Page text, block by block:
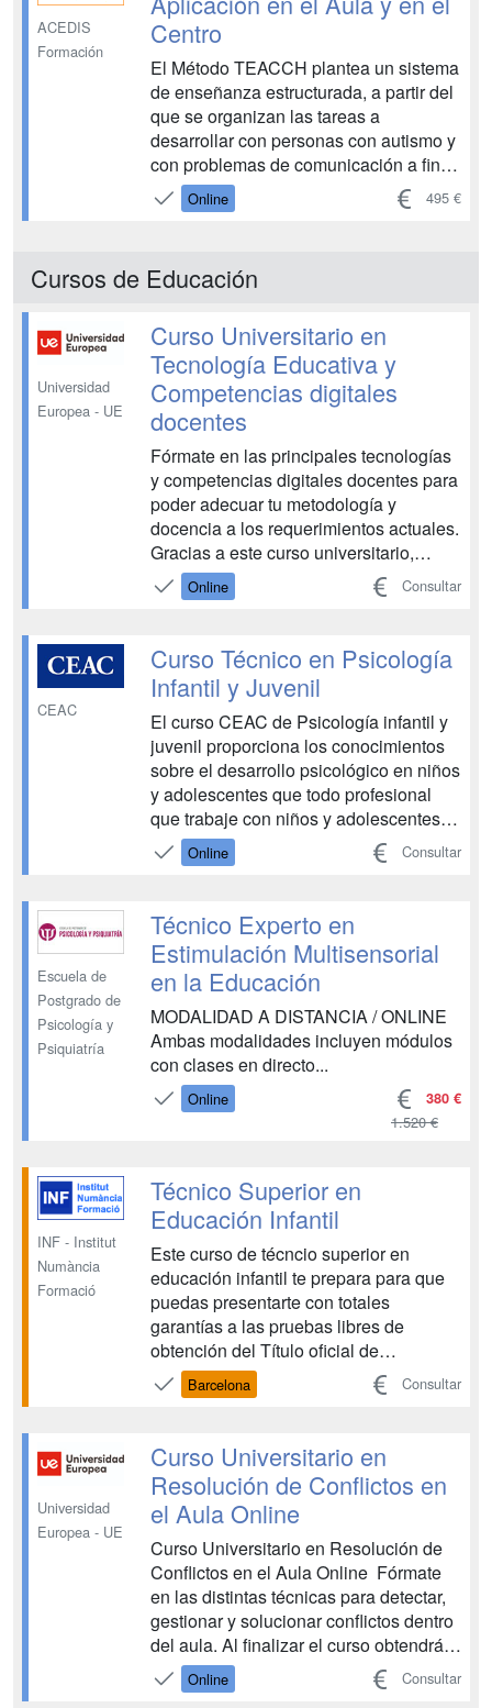
ACEDIS
Formación
Centro
El Método TEACCH plantea un sistema
de enseñanza estructurada, a partir del
que se organizan las tareas a
desarrollar con personas con autismo y
con problemas de comunicación a fin
de favorecer su autonomía. Para ello,
se tiene en cuenta que las personas
Online 495 €
Cursos de Educación
Universidad
Europea - UE
Curso Universitario en
Tecnología Educativa y
Competencias digitales
docentes
Fórmate en las principales tecnologías
y competencias digitales docentes para
poder adecuar tu metodología y
docencia a los requerimientos actuales.
Gracias a este curso universitario,
100% flexible y compaginable con tu
día a día, descubrirás los recursos
con éxito en el ámbito docente. La
digitalizac...
Online Consultar
CEAC
Curso Técnico en Psicología
Infantil y Juvenil
El curso CEAC de Psicología infantil y
juvenil proporciona los conocimientos
sobre el desarrollo psicológico en niños
y adolescentes que todo profesional
que trabaje con niños y adolescentes,
debe conocer para poder ejercer de
forma más eficiente su profesión. La
niños, niñas y adolescentes, condiciona
la manera...
Online Consultar
Escuela de
Postgrado de
Psicología y
Psiquiatría
Técnico Experto en
Estimulación Multisensorial
en la Educación
MODALIDAD A DISTANCIA / ONLINE
Ambas modalidades incluyen módulos
con clases en directo...
Online 380 €
1.520 €
INF - Institut
Numància
Formació
Técnico Superior en
Educación Infantil
Este curso de técncio superior en
educación infantil te prepara para que
puedas presentarte con totales
garantías a las pruebas libres de
obtención del Título oficial de
Formación Profesional. Al finalizar tus
estudios podrás ejercer tu actividad
infantil público y privado o creando tu
propia empresa. ...
Barcelona Consultar
Universidad
Europea - UE
Curso Universitario en
Resolución de Conflictos en
el Aula Online
Curso Universitario en Resolución de
Conflictos en el Aula Online Fórmate
en las distintas técnicas para detectar,
gestionar y solucionar conflictos dentro
del aula. Al finalizar el curso obtendrás
puntos para el apartado de méritos de
la oposición. Los problemas,
Online Consultar